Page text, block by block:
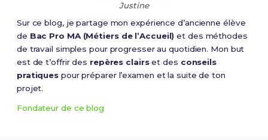
Justine
Sur ce blog, je partage mon expérience d’ancienne élève
de Bac Pro MA (Métiers de l’Accueil) et des méthodes
de travail simples pour progresser au quotidien. Mon but
est de t’offrir des repères clairset des conseils
pratiques pour préparer l’examen et la suite de ton
projet.
Fondateur de ce blog